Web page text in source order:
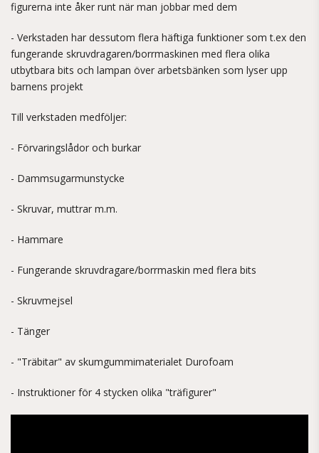
figurerna inte åker runt när man jobbar med dem
- Verkstaden har dessutom flera häftiga funktioner som t.ex den
fungerande skruvdragaren/borrmaskinen med flera olika
utbytbara bits och lampan över arbetsbänken som lyser upp
barnens projekt
Till verkstaden medföljer:
- Förvaringslådor och burkar
- Dammsugarmunstycke
- Skruvar, muttrar m.m.
- Hammare
- Fungerande skruvdragare/borrmaskin med flera bits
- Skruvmejsel
- Tänger
- "Träbitar" av skumgummimaterialet Durofoam
- Instruktioner för 4 stycken olika "träfigurer"